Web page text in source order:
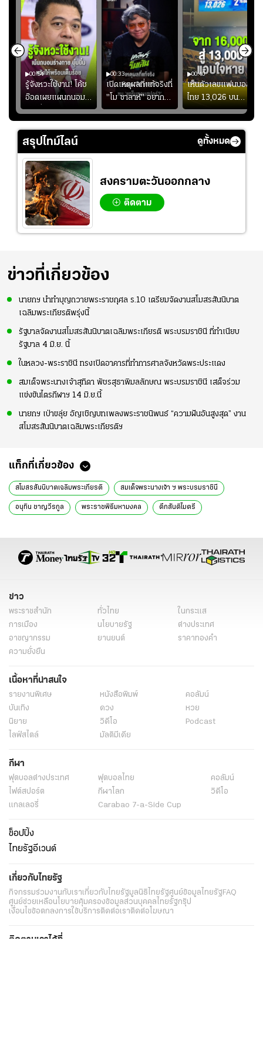
00:54
รู้จังหวะใช้งาน! โค้ช
อ๊อตเผยแผนถนอม
“บุ๋มบิ๋ม” เพื่อรักษา
ร่างกายให้พร้อมที่สุด
00:33
เปิดเหตุผลที่แท้จริงที่
"โม ซาลาห์" อยาก
ย้ายซบ "แทร็บซอนส
ปอร์"
00:40
เห็นตัวเลขแฟนบอล
ไทย 13,026 บน
สกอร์บอร์ดแล้วแอบ
ใจหาย น้อยกว่านัดที่
แล้วเจอมาเลเซียตั้ง
สรุปไทม์ไลน์ ดูทั้งหมด
สงครามตะวันออกกลาง
ติดตาม
ข่าวที่เกี่ยวข้อง
นายกฯ นำทำบุญถวายพระราชกุศล ร.10 เตรียมจัดงานสโมสรสันนิบาต
เฉลิมพระเกียรติพรุ่งนี้
รัฐบาลจัดงานสโมสรสันนิบาตเฉลิมพระเกียรติ พระบรมราชินี ที่ทำเนียบ
รัฐบาล 4 มิ.ย. นี้
ในหลวง-พระราชินี ทรงเปิดอาคารที่ทำการศาลจังหวัดพระประแดง
สมเด็จพระนางเจ้าสุทิดา พัชรสุธาพิมลลักษณ พระบรมราชินี เสด็จร่วม
แข่งขันไตรกีฬาฯ 14 มิ.ย.นี้
นายกฯ เป่าขลุ่ย อัญเชิญบทเพลงพระราชนิพนธ์ “ความฝันอันสูงสุด” งาน
สโมสรสันนิบาตเฉลิมพระเกียรติฯ
แท็กที่เกี่ยวข้อง
สโมสรสันนิบาตเฉลิมพระเกียรติ สมเด็จพระนางเจ้า ฯ พระบรมราชินี
อนุทิน ชาญวีรกูล พระราชพิธีมหามงคล ตึกสันติไมตรี
ข่าวการเมืองไทย ข่าวด่วน ข่าววันนี้
ข่าว
พระราชสำนัก ทั่วไทย
ในกระแส
การเมือง
นโยบายรัฐ
ต่างประเทศ
อาชญากรรม
ยานยนต์
ราคาทองคำ
ความยั่งยืน
เนื้อหาที่น่าสนใจ
รายงานพิเศษ หนังสือพิมพ์
คอลัมน์
บันเทิง
ดวง
หวย
นิยาย
วิดีโอ
Podcast
ไลฟ์สไตล์
มัลติมีเดีย
กีฬา
ฟุตบอลต่่างประเทศ ฟุตบอลไทย
คอลัมน์
ไฟต์สปอร์ต
กีฬาโลก
วิดีโอ
แกลเลอรี่
Carabao 7-a-Side Cup
ช็อปปิ้ง
ไทยรัฐอีเวนต์
เกี่ยวกับไทยรัฐ
กิจกรรมร่วมงานกับเราเกี่ยวกับไทยรัฐมูลนิธิไทยรัฐศูนย์ข้อมูลไทยรัฐ FAQ
ศูนย์ช่วยเหลือนโยบายคุ้มครองข้อมูลส่วนบุคคลไทยรัฐกรุ๊ป
เงื่อนไขข้อตกลงการใช้บริการติดต่อเราติดต่อโฆษณา
ติดตามเราได้ที่